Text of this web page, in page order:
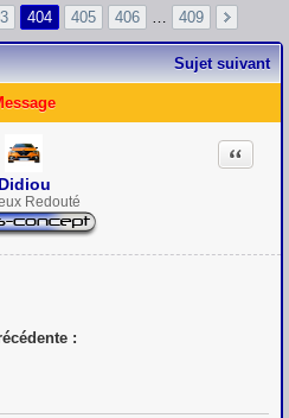
404 405 406 409
Sujet suivant
Didiou
Redouté
Citation
: